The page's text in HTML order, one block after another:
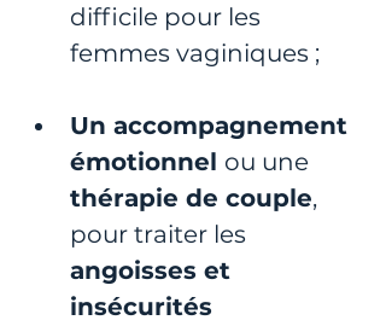
difficile pour les
femmes vaginiques ;
Un accompagnement
émotionnel ou une
thérapie de couple,
pour traiter les
angoisses et
insécurités